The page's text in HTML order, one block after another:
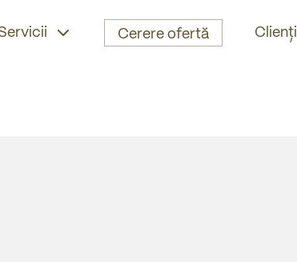
Cerere ofertă Clienți